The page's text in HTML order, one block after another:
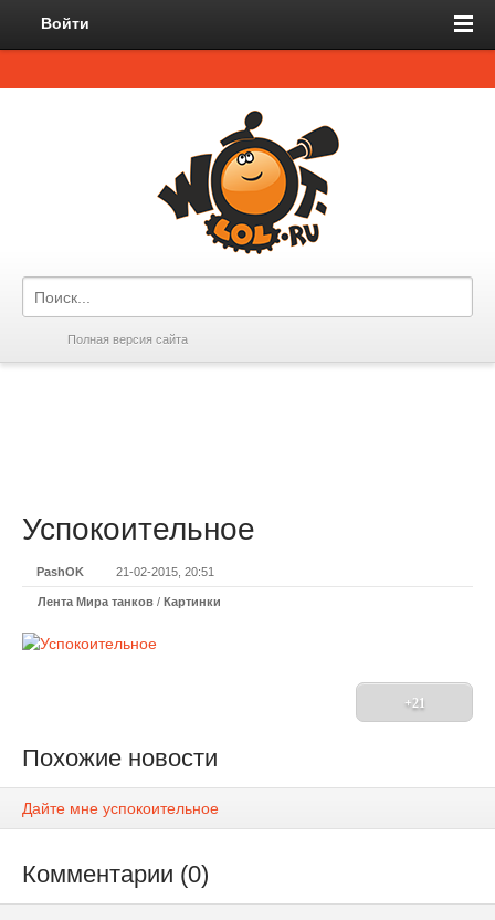
Войти
Полная версия сайта
Успокоительное
PashOK 21-02-2015, 20:51
Лента Мира танков / Картинки
+21
Похожие новости
Дайте мне успокоительное
Комментарии (0)